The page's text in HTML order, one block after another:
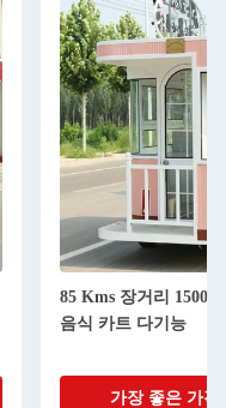
이동식품 트레일러
가장 좋은 가